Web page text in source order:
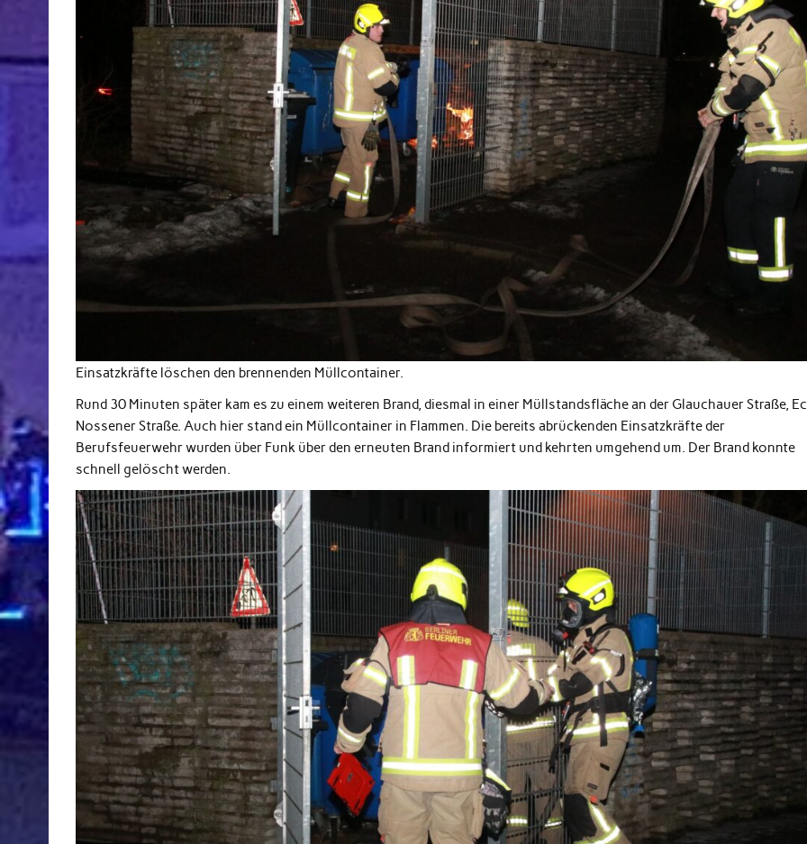
Einsatzkräfte löschen den brennenden Müllcontainer.
Rund 30 Minuten später kam es zu einem weiteren Brand, diesmal in einer Müllstandsfläche an der Glauchauer Straße,
Nossener Straße. Auch hier stand ein Müllcontainer in Flammen. Die bereits abrückenden Einsatzkräfte der
Berufsfeuerwehr wurden über Funk über den erneuten Brand informiert und kehrten umgehend um. Der Brand konnte
schnell gelöscht werden.